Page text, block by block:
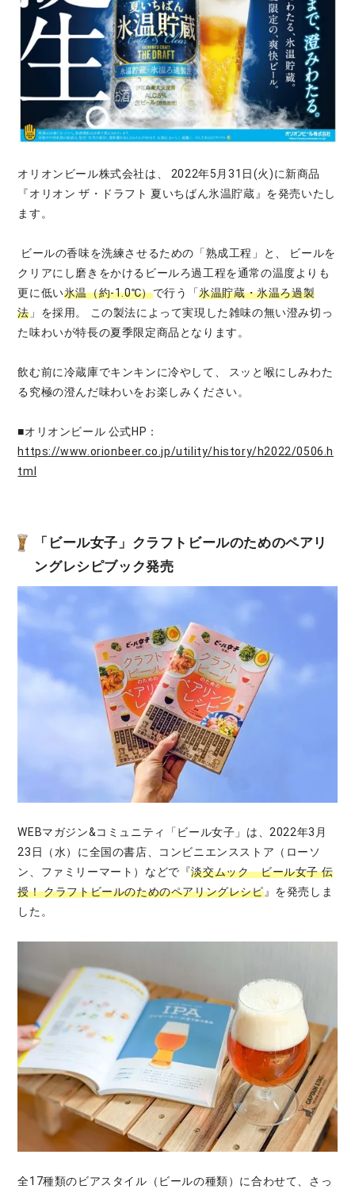
オリオンビール株式会社は、 2022年5月31日(火)に新商品
『オリオン ザ・ドラフト 夏いちばん氷温貯蔵』を発売いたし
ます。
ビールの香味を洗練させるための「熟成工程」と、 ビールを
クリアにし磨きをかけるビールろ過工程を通常の温度よりも
更に低い氷温（約-1.0℃）で行う「氷温貯蔵・氷温ろ過製
法 」を採用。 この製法によって実現した雑味の無い澄み切っ
た味わいが特長の夏季限定商品となります。
飲む前に冷蔵庫でキンキンに冷やして、 スッと喉にしみわた
る究極の澄んだ味わいをお楽しみください。
■オリオンビール 公式HP：
https://www.orionbeer.co.jp/utility/history/h2022/0506.h
tml
「ビール女子」 クラフトビールのためのペアリ
ングレシピブック発売
WEBマガジン&コミュニティ「ビール女子」は、2022年3月
23日（水）に全国の書店、コンビニエンスストア（ローソ
ン、ファミリーマート）などで『淡交ムック ビール女子 伝
授！ クラフトビールのためのペアリングレシピ』を発売しま
した。
全17種類のビアスタイル（ビールの種類）に合わせて、さっ